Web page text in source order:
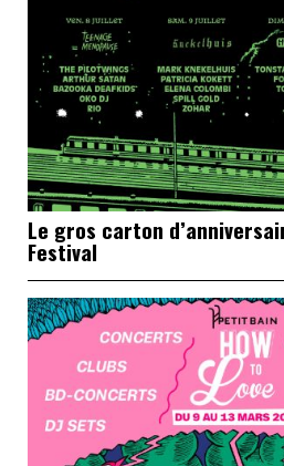
Le gros carton
Festival